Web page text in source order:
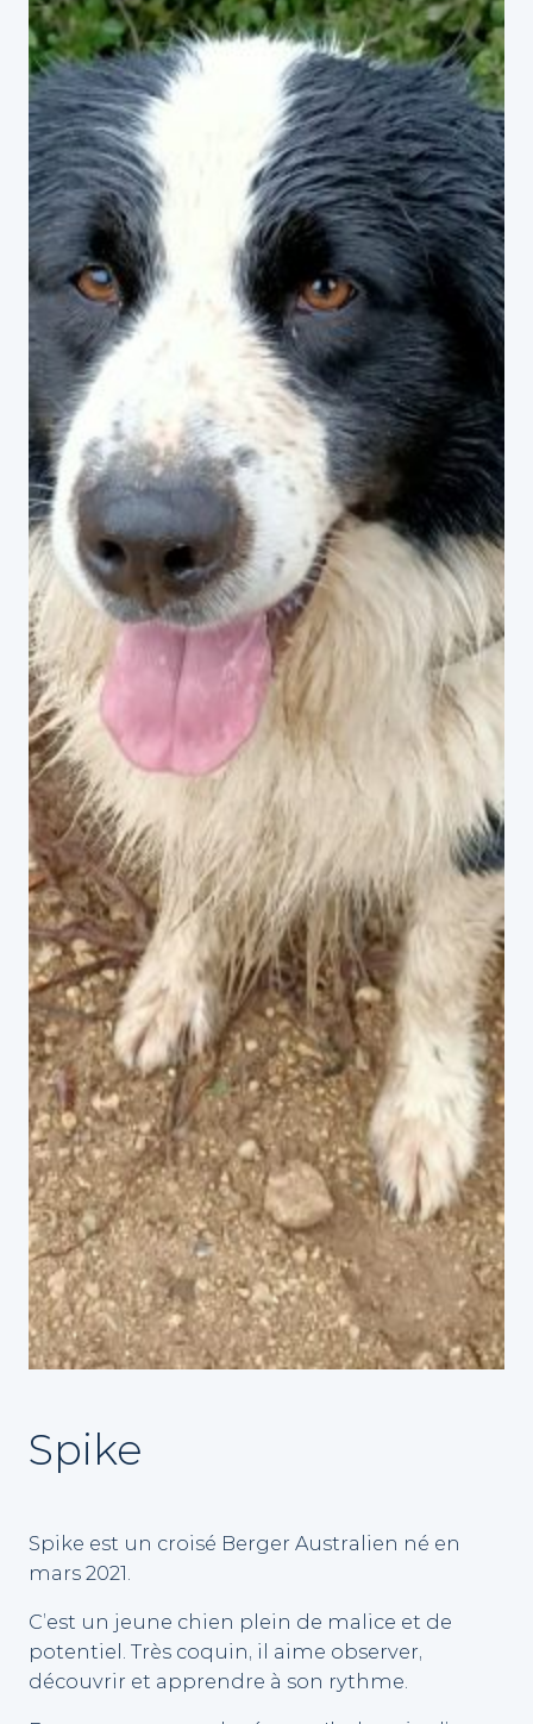
Spike
Spike est un croisé Berger Australien né en
mars 2021.
C’est un jeune chien plein de malice et de
potentiel. Très coquin, il aime observer,
découvrir et apprendre à son rythme.